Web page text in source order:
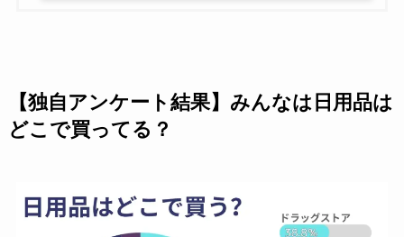
【独自アンケート結果】みんなは日用品は
どこで買ってる？